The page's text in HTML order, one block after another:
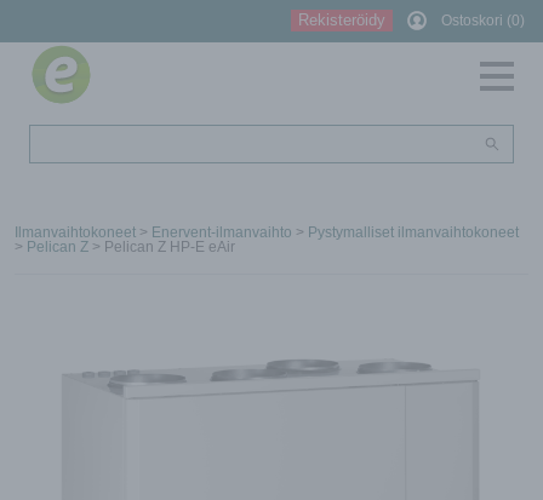
Rekisteröidy Ostoskori (0)
Ilmanvaihtokoneet > Enervent-ilmanvaihto > Pystymalliset ilmanvaihtokoneet
> Pelican Z > Pelican Z HP-E eAir